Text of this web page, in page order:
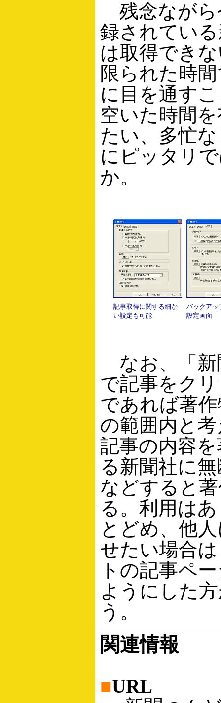
残念ながら
録されてい
は取得でき
限られた時
に目を通す
空いた時間
たい、多忙
にピッタリ
か。
記事取得に関する細か
い設定も可能
バックアッ
設定画面
なお、「新
で記事をク
であれば著
の範囲内と
記事の内容
る新聞社に
などすると
る。利用は
とどめ、他
せたい場合
トの記事ペ
ようにした
う。
関連情報
■URL